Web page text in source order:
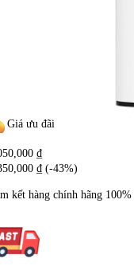
Giá ưu đãi
₫
₫ (-43%)
kết hàng chính hãng 100%